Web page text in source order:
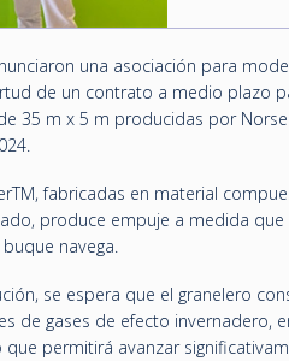
una asociación para
de un contrato a medio plazo
35 m x 5 m producidas por
fabricadas en material
produce empuje a medida
navega.
se espera que el granelero
de gases de efecto invernadero,
permitirá avanzar